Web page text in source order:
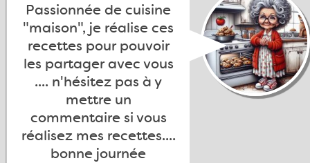
Passionnée de cuisine
"maison", je réalise ces
recettes pour pouvoir
les partager avec vous
.... n'hésitez pas à y
mettre un
commentaire si vous
réalisez mes recettes....
bonne journée